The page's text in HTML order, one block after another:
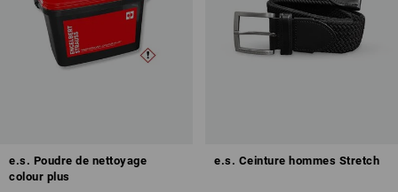
e.s. Poudre de nettoyage
colour plus
e.s. Ceinture hommes Stretch